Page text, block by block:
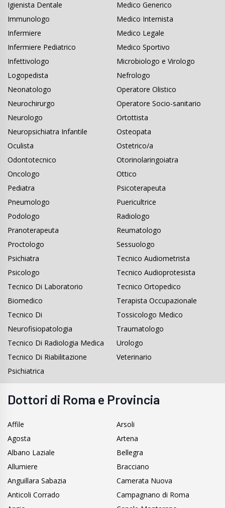
Igienista Dentale
Immunologo
Infermiere
Infermiere Pediatrico
Infettivologo
Logopedista
Medico Generico
Medico Internista
Medico Legale
Medico Sportivo
Microbiologo e Virologo
Nefrologo
Neonatologo
Neurochirurgo
Neurologo
Neuropsichiatra Infantile
Oculista
Odontotecnico
Oncologo
Operatore Olistico
Operatore Socio-sanitario
Ortottista
Osteopata
Ostetrico/a
Otorinolaringoiatra
Ottico
Pediatra
Pneumologo
Podologo
Pranoterapeuta
Proctologo
Psichiatra
Psicologo
Psicoterapeuta
Puericultrice
Radiologo
Reumatologo
Sessuologo
Tecnico Audiometrista
Tecnico Audioprotesista
Tecnico Di Laboratorio
Biomedico
Tecnico Di
Neurofisiopatologia
Tecnico Di Radiologia Medica
Tecnico Di Riabilitazione
Psichiatrica
Tecnico Ortopedico
Terapista Occupazionale
Tossicologo Medico
Traumatologo
Urologo
Veterinario
Dottori di Roma e Provincia
Affile
Agosta
Albano Laziale
Allumiere
Anguillara Sabazia
Anticoli Corrado
Arsoli
Artena
Bellegra
Bracciano
Camerata Nuova
Campagnano di Roma